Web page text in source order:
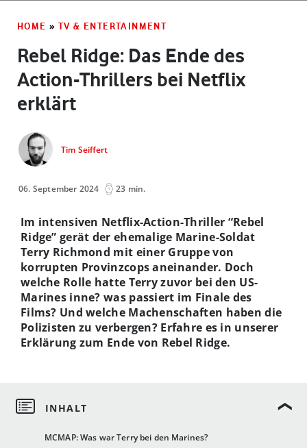
HOME » TV & ENTERTAINMENT
Rebel Ridge: Das Ende des
Action-Thrillers bei Netflix
erklärt
Tim Seiffert
06. September 2024 23 min.
MCMAP: Was war Terry bei den Marines?
Im intensiven Netflix-Action-Thriller “Rebel
Ridge” gerät der ehemalige Marine-Soldat
Terry Richmond mit einer Gruppe von
korrupten Provinzcops aneinander. Doch
welche Rolle hatte Terry zuvor bei den US-
Marines inne? was passiert im Finale des
Films? Und welche Machenschaften haben die
Polizisten zu verbergen? Erfahre es in unserer
Erklärung zum Ende von Rebel Ridge.